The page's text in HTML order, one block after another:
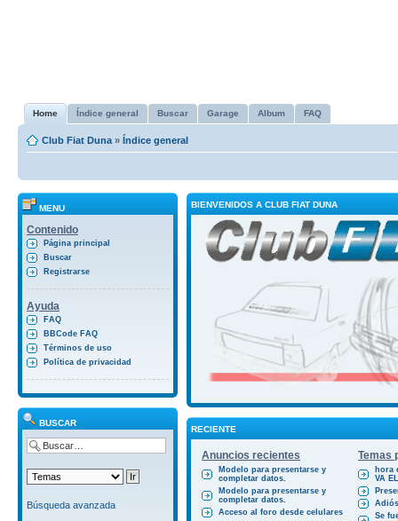
Home Índice general Buscar Garage Album FAQ
Club Fiat Duna » Índice general
MENU
Contenido
Página principal
Buscar
Registrarse
Ayuda
FAQ
BBCode FAQ
Términos de uso
Política de privacidad
BUSCAR
Búsqueda avanzada
BIENVENIDOS A CLUB FIAT DUNA
RECIENTE
Anuncios recientes Temas
Modelo para presentarse y
completar datos.
Modelo para presentarse y
completar datos.
Acceso al foro desde celulares
hora
VA
Se